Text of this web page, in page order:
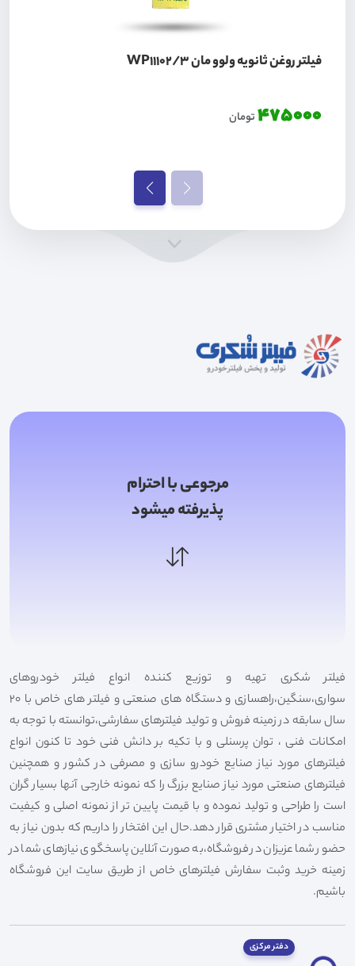
فیلتر روغن ثانویه ولوو مان WP11102/3
475000تومان
مرجوعی با احترام
پذیرفته میشود
فیلتر شکری تهیه و توزیع کننده انواع فیلتر خودروهای
سواری،سنگین،راهسازی و دستگاه های صنعتی و فیلتر های خاص با 20
سال سابقه در زمینه فروش و تولید فیلترهای سفارشی،توانسته با توجه به
امکانات فنی ، توان پرسنلی و با تکیه بر دانش فنی خود تا کنون انواع
فیلترهای مورد نیاز صنایع خودرو سازی و مصرفی در کشور و همچنین
فیلترهای صنعتی مورد نیاز صنایع بزرگ را که نمونه خارجی آنها بسیار گران
است را طراحی و تولید نموده و با قیمت پایین تر از نمونه اصلی و کیفیت
مناسب در اختیار مشتری قرار دهد.حال این افتخار را داریم که بدون نیاز به
حضور شما عزیزان در فروشگاه،به صورت آنلاین پاسخگوی نیازهای شما در
زمینه خرید وثبت سفارش فیلترهای خاص از طریق سایت این فروشگاه
باشیم.
دفتر مرکزی